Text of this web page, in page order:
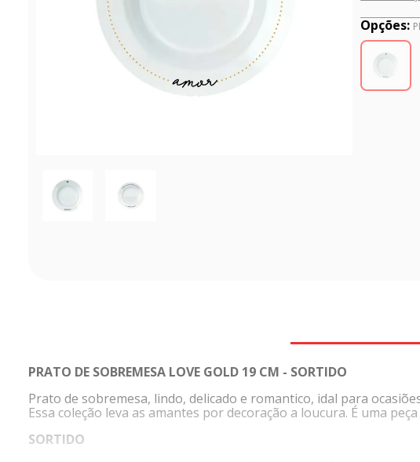
Opções:
PRATO DE SOBREMESA LOVE GOLD 19 CM - SORTIDO
Prato de sobremesa, lindo, delicado e romantico, idal para
Essa coleção leva as amantes por decoração a loucura. É uma
SORTIDO